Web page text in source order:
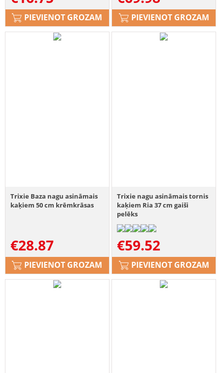
PIEVIENOT GROZAM PIEVIENOT GROZAM
Trixie Baza nagu asināmais
kaķiem 50 cm krēmkrāsas
€28.87
PIEVIENOT GROZAM
Trixie nagu asināmais tornis
kaķiem Ria 37 cm gaiši
pelēks
€59.52
PIEVIENOT GROZAM